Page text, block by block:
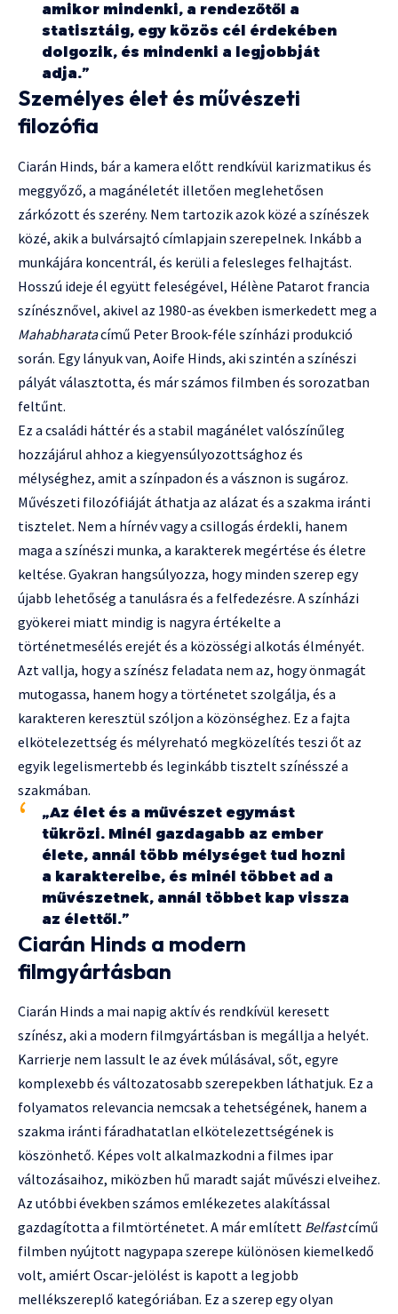
amikor mindenki, a rendezőtől a
statisztáig, egy közös cél érdekében
dolgozik, és mindenki a legjobbját
adja.”
Személyes élet és művészeti
filozófia
Ciarán Hinds, bár a kamera előtt rendkívül karizmatikus és
meggyőző, a magánéletét illetően meglehetősen
zárkózott és szerény. Nem tartozik azok közé a színészek
közé, akik a bulvársajtó címlapjain szerepelnek. Inkább a
munkájára koncentrál, és kerüli a felesleges felhajtást.
Hosszú ideje él együtt feleségével, Hélène Patarot francia
színésznővel, akivel az 1980-as években ismerkedett meg a
Mahabharatacímű Peter Brook-féle színházi produkció
során. Egy lányuk van, Aoife Hinds, aki szintén a színészi
pályát választotta, és már számos filmben és sorozatban
feltűnt.
Ez a családi háttér és a stabil magánélet valószínűleg
hozzájárul ahhoz a kiegyensúlyozottsághoz és
mélységhez, amit a színpadon és a vásznon is sugároz.
Művészeti filozófiáját áthatja az alázat és a szakma iránti
tisztelet. Nem a hírnév vagy a csillogás érdekli, hanem
maga a színészi munka, a karakterek megértése és életre
keltése. Gyakran hangsúlyozza, hogy minden szerep egy
újabb lehetőség a tanulásra és a felfedezésre. A színházi
gyökerei miatt mindig is nagyra értékelte a
történetmesélés erejét és a közösségi alkotás élményét.
Azt vallja, hogy a színész feladata nem az, hogy önmagát
mutogassa, hanem hogy a történetet szolgálja, és a
karakteren keresztül szóljon a közönséghez. Ez a fajta
elkötelezettség és mélyreható megközelítés teszi őt az
egyik legelismertebb és leginkább tisztelt színésszé a
szakmában.
„Az élet és a művészet egymást
tükrözi. Minél gazdagabb az ember
élete, annál több mélységet tud hozni
a karaktereibe, és minél többet ad a
művészetnek, annál többet kap vissza
az élettől.”
Ciarán Hinds a modern
filmgyártásban
Ciarán Hinds a mai napig aktív és rendkívül keresett
színész, aki a modern filmgyártásban is megállja a helyét.
Karrierje nem lassult le az évek múlásával, sőt, egyre
komplexebb és változatosabb szerepekben láthatjuk. Ez a
folyamatos relevancia nemcsak a tehetségének, hanem a
szakma iránti fáradhatatlan elkötelezettségének is
köszönhető. Képes volt alkalmazkodni a filmes ipar
változásaihoz, miközben hű maradt saját művészi elveihez.
Az utóbbi években számos emlékezetes alakítással
gazdagította a filmtörténetet. A már említett Belfastcímű
filmben nyújtott nagypapa szerepe különösen kiemelkedő
volt, amiért Oscar-jelölést is kapott a legjobb
mellékszereplő kategóriában. Ez a szerep egy olyan